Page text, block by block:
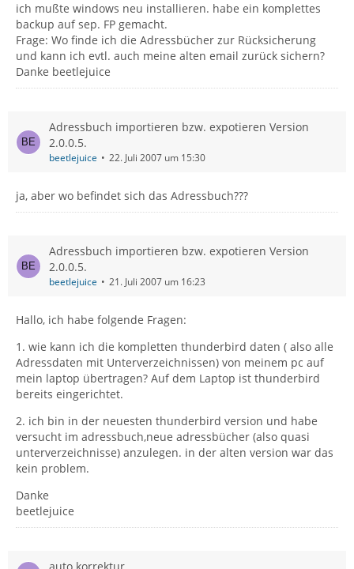
ich mußte windows neu installieren. habe ein komplettes
backup auf sep. FP gemacht.
Frage: Wo finde ich die Adressbücher zur Rücksicherung
und kann ich evtl. auch meine alten email zurück sichern?
Danke beetlejuice
Adressbuch importieren bzw. expotieren Version
2.0.0.5.
beetlejuice 22. Juli 2007 um 15:30
ja, aber wo befindet sich das Adressbuch???
Adressbuch importieren bzw. expotieren Version
2.0.0.5.
beetlejuice 21. Juli 2007 um 16:23
Hallo, ich habe folgende Fragen:
1. wie kann ich die kompletten thunderbird daten ( also alle
Adressdaten mit Unterverzeichnissen) von meinem pc auf
mein laptop übertragen? Auf dem Laptop ist thunderbird
bereits eingerichtet.
2. ich bin in der neuesten thunderbird version und habe
versucht im adressbuch,neue adressbücher (also quasi
unterverzeichnisse) anzulegen. in der alten version war das
kein problem.
Danke
beetlejuice